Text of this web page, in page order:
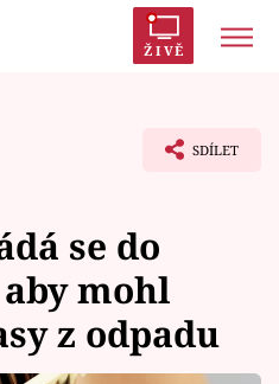
ŽIVĚ
SDÍLET
se do
mohl
z odpadu